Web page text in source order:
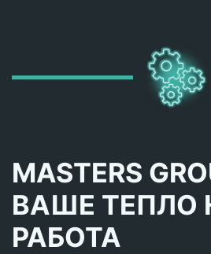
MASTERS
ВАШЕ ТЕПЛО
РАБОТА